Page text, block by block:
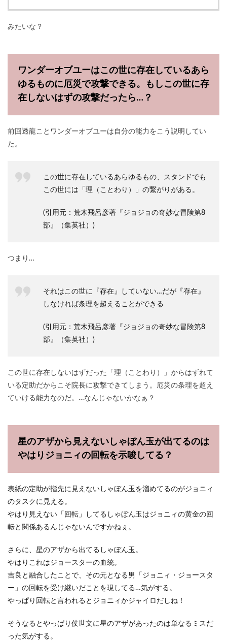
みたいな？
ワンダーオブユーはこの世に存在しているあら
ゆるものに厄災で攻撃できる。もしこの世に存
在しないはずの攻撃だったら…？
前回透龍ことワンダーオブユーは自分の能力をこう説明してい
た。
この世に存在しているあらゆるもの、スタンドでも
この世には「理（ことわり）」の繋がりがある。
(引用元：荒木飛呂彦著『ジョジョの奇妙な冒険第8
部』（集英社）)
つまり…
それはこの世に『存在』していない…だが『存在』
しなければ条理を超えることができる
(引用元：荒木飛呂彦著『ジョジョの奇妙な冒険第8
部』（集英社）)
この世に存在しないはずだった「理（ことわり）」からはずれて
いる定助だからこそ院長に攻撃できてしまう。厄災の条理を超え
ていける能力なのだ。…なんじゃないかなぁ？
星のアザから見えないしゃぼん玉が出てるのは
やはりジョニィの回転を示唆してる？
表紙の定助が指先に見えないしゃぼん玉を溜めてるのがジョニィ
のタスクに見える。
やはり見えない「回転」してるしゃぼん玉はジョニィの黄金の回
転と関係あるんじゃないんですかねぇ。
さらに、星のアザから出てるしゃぼん玉。
やはりこれはジョースターの血統。
吉良と融合したことで、その元となる男「ジョニィ・ジョースタ
ー」の回転を受け継いだことを現してる…気がする。
やっぱり回転と言われるとジョニィかジャイロだしね！
そうなるとやっぱり仗世文に星のアザがあったのは単なるミスだ
った気がする。